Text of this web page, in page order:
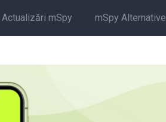
Actualizări mSpy mSpy Alternative